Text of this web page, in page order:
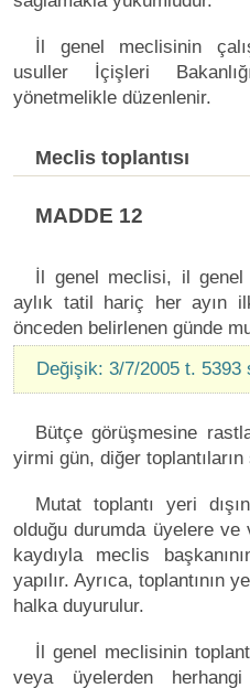
İl genel meclisinin
usuller İçişleri
yönetmelikle düzenlenir.
Meclis toplantısı
MADDE 12
İl genel meclisi, il genel
aylık tatil hariç her ayın
önceden belirlenen günde
Değişik: 3/7/2005 t. 5393
Bütçe görüşmesine
yirmi gün, diğer
Mutat toplantı yeri
olduğu durumda üyelere
kaydıyla meclis
yapılır. Ayrıca, toplantının
halka duyurulur.
İl genel meclisinin
veya üyelerden